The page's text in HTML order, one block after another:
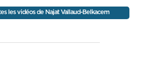
les vidéos de Najat Vallaud-Belkacem